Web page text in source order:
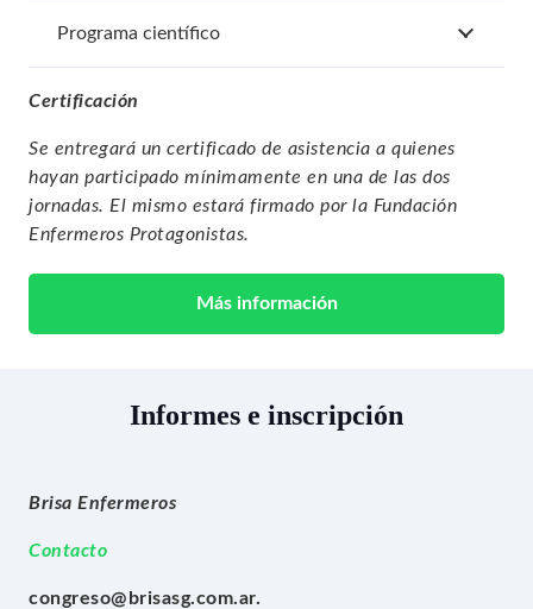
Programa científico
Certificación
Se entregará un certificado de asistencia a quienes
hayan participado mínimamente en una de las dos
jornadas. El mismo estará firmado por la Fundación
Enfermeros Protagonistas.
Más información
Informes e inscripción
Brisa Enfermeros
Contacto
congreso@brisasg.com.ar.